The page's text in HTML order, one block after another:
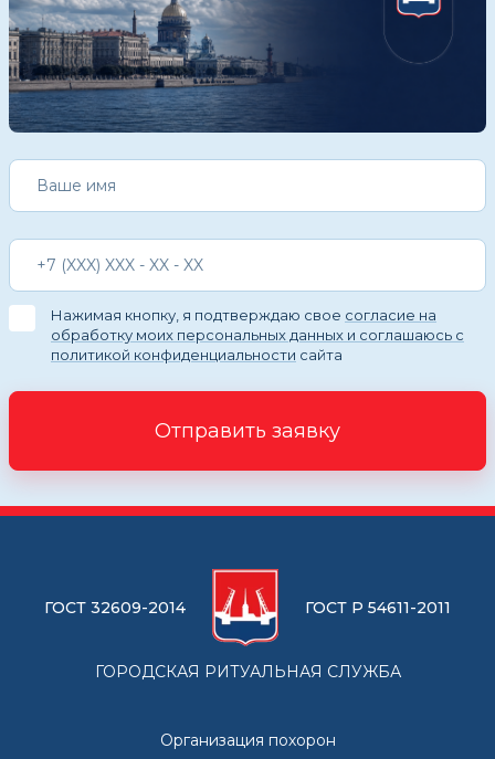
Нажимая кнопку, я подтверждаю свое согласие на
обработку моих персональных данных и соглашаюсь с
политикой конфиденциальности сайта
Отправить заявку
ГОСТ 32609-2014 ГОСТ Р 54611-2011
ГОРОДСКАЯ РИТУАЛЬНАЯ СЛУЖБА
Организация похорон